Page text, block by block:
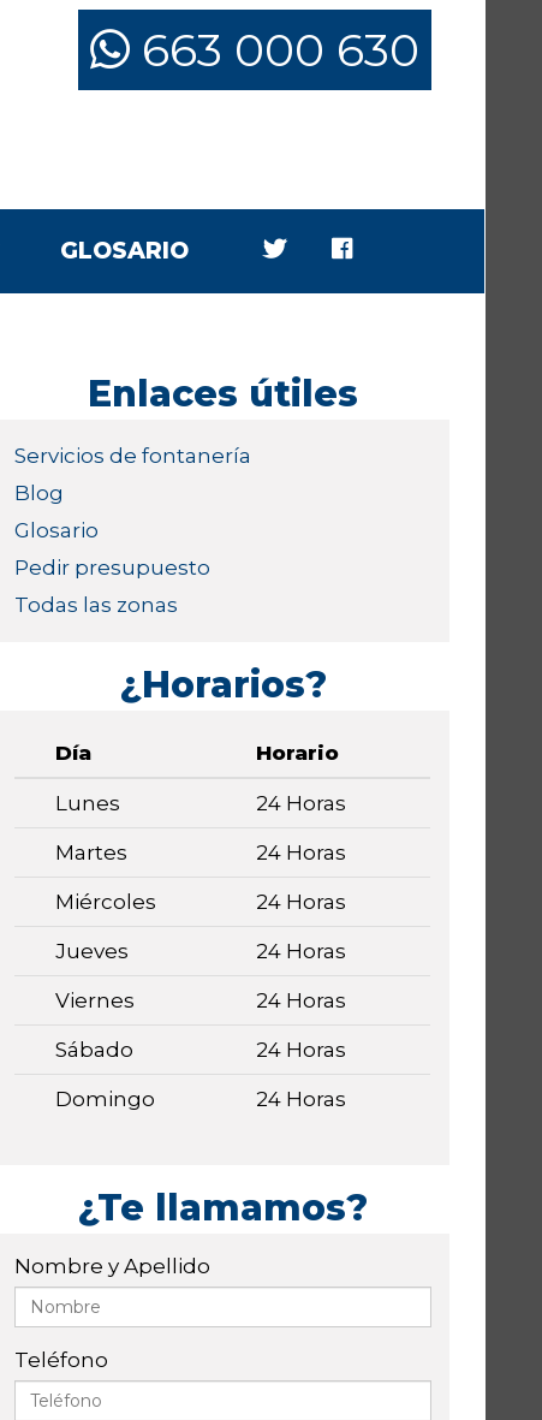
663 000 630
GLOSARIO
Enlaces útiles
Servicios de fontanería
Blog
Glosario
Pedir presupuesto
Todas las zonas
¿Horarios?
Día Horario
Lunes 24 Horas
Martes 24 Horas
Miércoles 24 Horas
Jueves 24 Horas
Viernes 24 Horas
Sábado 24 Horas
Domingo 24 Horas
¿Te llamamos?
Nombre y Apellido
Teléfono